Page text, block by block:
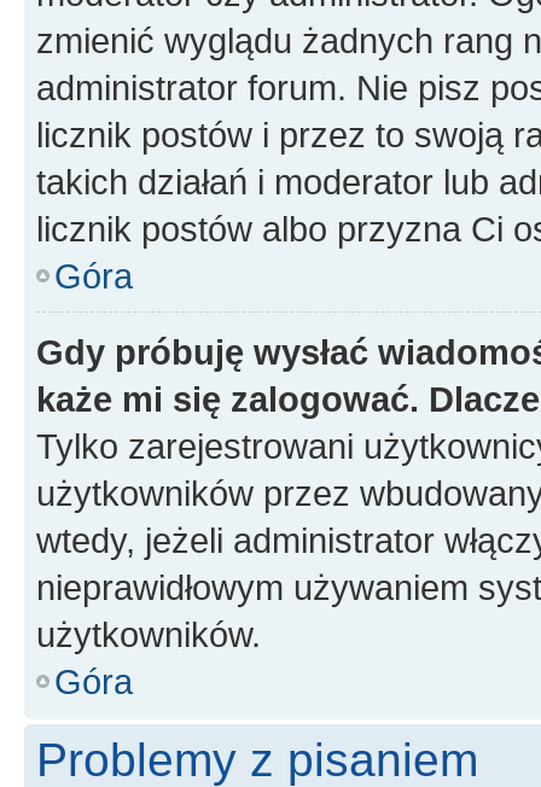
zmienić wyglądu żadnych rang
administrator forum. Nie pisz
licznik postów i przez to swoją
takich działań i moderator lub
licznik postów albo przyzna Ci
Góra
Gdy próbuję wysłać
każe mi się zalogować.
Tylko zarejestrowani
użytkowników przez
wtedy, jeżeli administrator
nieprawidłowym używaniem
użytkowników.
Góra
Problemy z pisaniem